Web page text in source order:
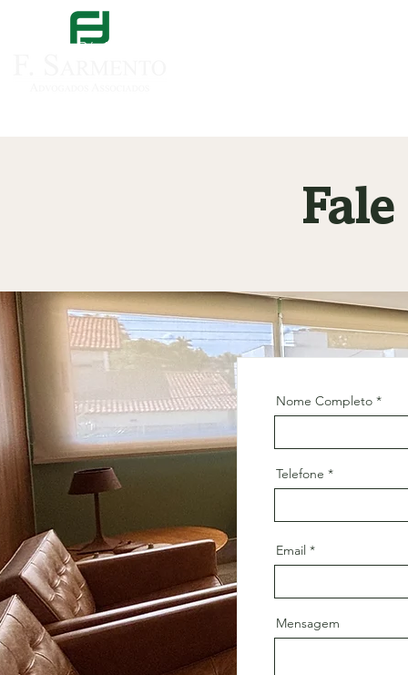
Nome Completo
Telefone
Email
Mensagem